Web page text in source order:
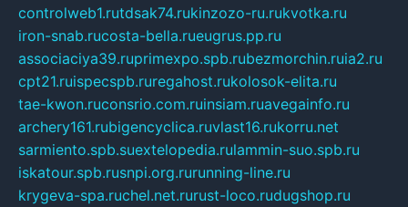
controlweb1.rutdsak74.rukinzozo-ru.rukvotka.ru
iron-snab.rucosta-bella.rueugrus.pp.ru
associaciya39.ruprimexpo.spb.rubezmorchin.ruia2.ru
cpt21.ruispecspb.ruregahost.rukolosok-elita.ru
tae-kwon.ruconsrio.com.ruinsiam.ruavegainfo.ru
archery161.rubigencyclica.ruvlast16.rukorru.net
sarmiento.spb.suextelopedia.rulammin-suo.spb.ru
iskatour.spb.rusnpi.org.rurunning-line.ru
krygeva-spa.ruchel.net.rurust-loco.rudugshop.ru